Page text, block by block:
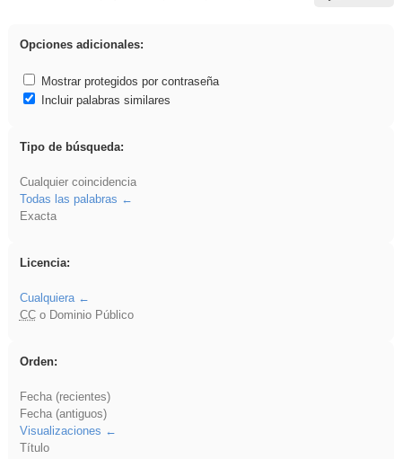
Opciones adicionales:
Mostrar protegidos por contraseña
Incluir palabras similares
Tipo de búsqueda:
Cualquier coincidencia
Todas las palabras
Exacta
Licencia:
Cualquiera
CCo Dominio Público
Orden:
Fecha (recientes)
Fecha (antiguos)
Visualizaciones
Título